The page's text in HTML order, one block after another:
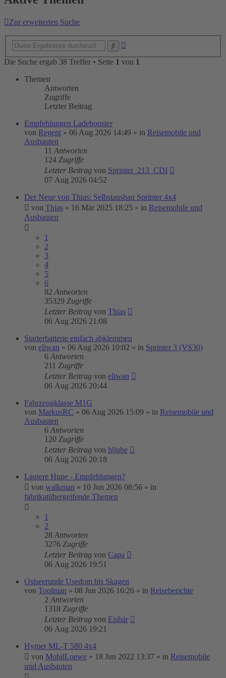
Zur erweiterten Suche
Die Suche ergab 38 Treffer • Seite 1 von 1
Themen
Antworten
Zugriffe
Letzter Beitrag
Empfehlungen Ladebooster
von Regent » 06 Aug 2026 14:49 » in Reisemobile und
Ausbauten
11 Antworten
124 Zugriffe
Letzter Beitrag von Sprinter_213_CDI
07 Aug 2026 04:52
Der Neue von Thias: Selbstausbau Sprinter 4x4
von Thias » 16 Mär 2025 18:25 » in Reisemobile und
Ausbauten
1
2
3
4
5
6
82 Antworten
35329 Zugriffe
Letzter Beitrag von Thias
06 Aug 2026 21:08
Starterbatterie einfach abklemmen
von eliwan » 06 Aug 2026 10:02 » in Sprinter 3 (VS30)
6 Antworten
211 Zugriffe
Letzter Beitrag von eliwan
06 Aug 2026 20:44
Fahrzeugklasse M1G
von MarkusRC » 06 Aug 2026 15:09 » in Reisemobile und
Ausbauten
6 Antworten
120 Zugriffe
Letzter Beitrag von hljube
06 Aug 2026 20:18
Lautere Hupe - Empfehlungen?
von walkman » 10 Jun 2026 08:56 » in
fabrikatübergeifende Themen
1
2
28 Antworten
3276 Zugriffe
Letzter Beitrag von Capa
06 Aug 2026 19:51
Ostseerunde Usedom bis Skagen
von Toolman » 08 Jun 2026 16:26 » in Reiseberichte
2 Antworten
1318 Zugriffe
Letzter Beitrag von Eisbär
06 Aug 2026 19:21
Hymer ML-T 580 4x4
von MobilLoewe » 18 Jun 2022 13:37 » in Reisemobile
und Ausbauten